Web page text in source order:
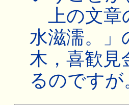
上の文章
水滋濡。」
木，喜歓見
るのですが